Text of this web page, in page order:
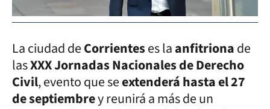
La ciudad deCorrienteses laanfitrionade
lasXXX Jornadas Nacionales de Derecho
Civil, evento que seextenderá hasta el 27
de septiembrey reunirá a más de un